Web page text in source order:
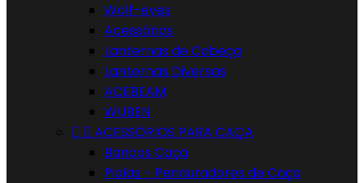
Wolf-eyes
Acessórios
Lanternas de Cabeça
Lanternas Diversas
ACEBEAM
WUBEN
  ACESSÓRIOS PARA CAÇA
Bancos Caça
Piolas - Penduradores de Caça